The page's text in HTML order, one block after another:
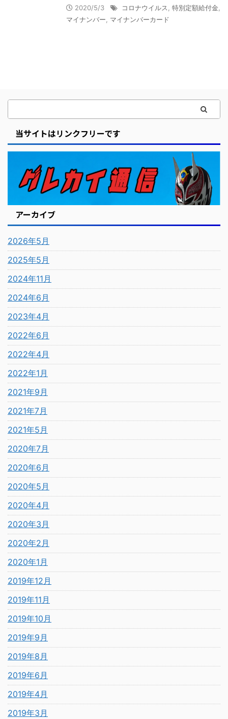
2020/5/3 コロナウイルス 特別定額給付金
マイナンバー
マイナンバーカード
当サイトはリンクフリーです
アーカイブ
2026年5月
2025年5月
2024年11月
2024年6月
2023年4月
2022年6月
2022年4月
2022年1月
2021年9月
2021年7月
2021年5月
2020年7月
2020年6月
2020年5月
2020年4月
2020年3月
2020年2月
2020年1月
2019年12月
2019年11月
2019年10月
2019年9月
2019年8月
2019年6月
2019年4月
2019年3月